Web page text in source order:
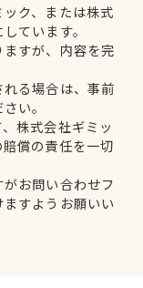
ク、または株式
ています。
すが、内容を完
る場合は、事前
い。
株式会社ギミッ
償の責任を一切
お問い合わせフ
すようお願いい